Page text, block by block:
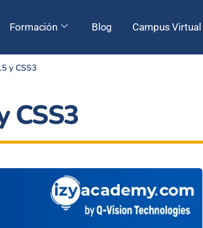
Formación Blog Campus Virtual
y CSS3
CSS3